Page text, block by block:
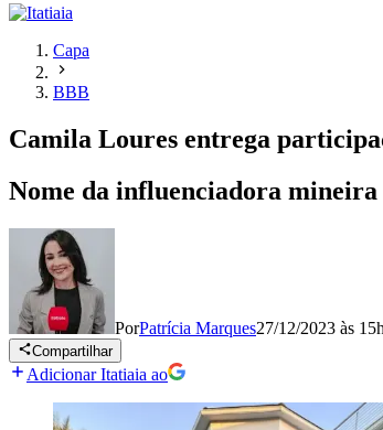
Capa
BBB
Camila Loures entrega
Nome da influenciadora mineira
PorPatrícia Marques27/12/2023 às
Compartilhar
Adicionar Itatiaia ao